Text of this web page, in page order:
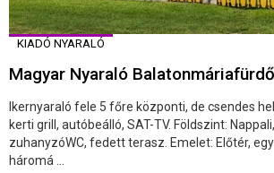
KIADÓ NYARALÓ
Magyar Nyaraló Balatonmáriafürdő
Ikernyaraló fele 5 főre központi, de csendes
kerti grill, autóbeálló, SAT-TV. Földszint:
zuhanyzóWC, fedett terasz. Emelet: Előtér,
háromá ...